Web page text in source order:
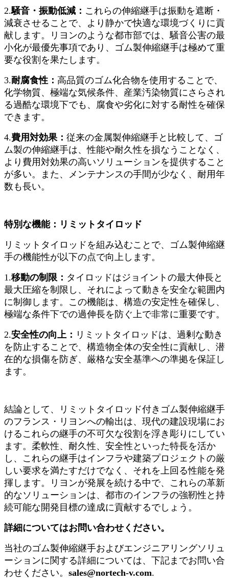
2.騒音・振動低減： これらの伸縮継手は振動を遮断・
減衰させることで、より静かで快適な環境づくりに貢
献します。リヨンのような都市部では、騒音公害の最
小化が最優先事項であり、ゴム製伸縮継手は極めて重
要な役割を果たします。
3.耐腐食性： 高品質のゴム化合物を使用することで、
化学物質、極端な気候条件、産業汚染物質にさらされ
る過酷な環境下でも、腐食や劣化に対する耐性を確保
できます。
4.費用対効果： 従来の金属製伸縮継手と比較して、ゴ
ム製の伸縮継手は、性能や耐久性を損なうことなく、
より費用対効果の高いソリューションを提供すること
が多い。また、メンテナンスの手間が少なく、耐用年
数も長い。
特別な機能：リミットタイロッド
リミットタイロッドを組み込むことで、ゴム製伸縮継
手の機能性が以下の点で向上します。
1.移動の制限： タイロッドはジョイントの最大伸長と
最大圧縮を制限し、それによって動きを安全な範囲内
に制御します。この機能は、構造の安定性を確保し、
極端な条件下での過伸長を防ぐ上で非常に重要です。
2.安全性の向上： リミットタイロッドは、過剰な動き
を防止することで、構造物全体の安全性に貢献し、潜
在的な損傷を防ぎ、厳格な安全基準への準拠を保証し
ます。
結論として、リミットタイロッド付きゴム製伸縮継手
のフランス・リヨンへの輸出は、現代の建設現場にお
けるこれらの継手の不可欠な役割を浮き彫りにしてい
ます。柔軟性、耐久性、安全性といった特長を活か
し、これらの継手はインフラや建築プロジェクトの厳
しい要求を満たすだけでなく、それを上回る性能を発
揮します。リヨンが発展を続ける中で、これらの革新
的なソリューションは、都市のインフラの強靭性と持
続可能な開発目標の達成に貢献するでしょう。
詳細についてはお問い合わせください。
当社のゴム製伸縮継手およびエンジニアリングソリュ
ーションに関する詳細については、下記までお問い合
わせください。 sales@nortech-v.com.